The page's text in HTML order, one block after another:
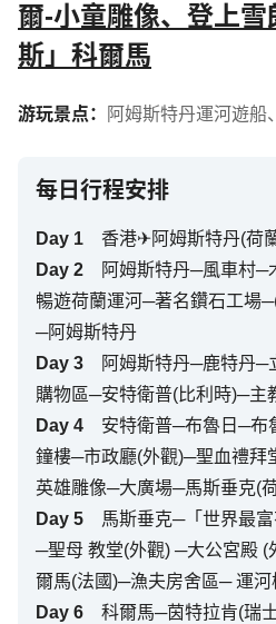
爾-小童雕像、登上
斯」科爾馬
游玩景点： 阿姆斯特丹運河遊船、
每日行程安排
Day 1
香港✈阿姆斯特丹(荷
Day 2
阿姆斯特丹─風車村
暢遊荷蘭運河─著名鑽石工場
─阿姆斯特丹
Day 3
阿姆斯特丹─鹿特丹─
購物區─安特衛普(比利時)─主
Day 4
安特衛普─布魯日─布
鐘樓─市政廳(外觀)─聖血禮拜
英雄雕像─大廣場─馬斯垂克(
Day 5
馬斯垂克─「世界最
─聖母 教堂(外觀) ─大公宮殿 (
爾馬(法國)─漁夫房舍區─ 運河
Day 6
科爾馬─茵特拉肯(瑞